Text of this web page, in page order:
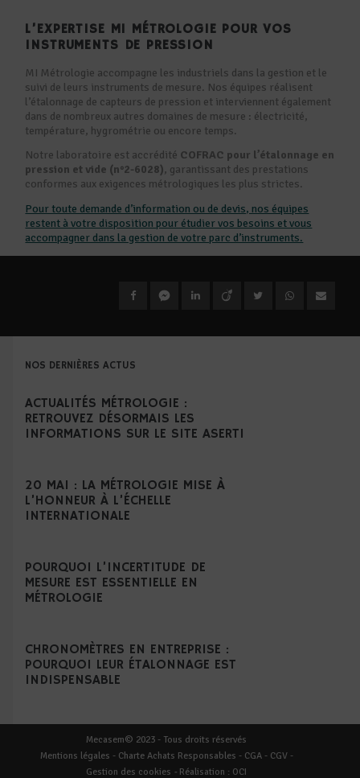
L’EXPERTISE MI MÉTROLOGIE POUR VOS
INSTRUMENTS DE PRESSION
MI Métrologie accompagne les industriels dans la gestion et le
suivi de leurs instruments de mesure. Nos équipes réalisent
l’étalonnage de capteurs de pression et interviennent également
dans de nombreux autres domaines de mesure : électricité,
température, hygrométrie ou encore temps.
Notre laboratoire est accrédité COFRAC pour l’étalonnage en
pression et vide (n°2-6028), garantissant des prestations
conformes aux exigences métrologiques les plus strictes.
Pour toute demande d’information ou de devis, nos équipes
restent à votre disposition pour étudier vos besoins et vous
accompagner dans la gestion de votre parc d’instruments.
NOS DERNIÈRES ACTUS
ACTUALITÉS MÉTROLOGIE :
RETROUVEZ DÉSORMAIS LES
INFORMATIONS SUR LE SITE ASERTI
20 MAI : LA MÉTROLOGIE MISE À
L’HONNEUR À L’ÉCHELLE
INTERNATIONALE
POURQUOI L’INCERTITUDE DE
MESURE EST ESSENTIELLE EN
MÉTROLOGIE
CHRONOMÈTRES EN ENTREPRISE :
POURQUOI LEUR ÉTALONNAGE EST
INDISPENSABLE
Mecasem© 2023 - Tous droits réservés
Mentions légales - Charte Achats Responsables - CGA- CGV-
Gestion des cookies - Réalisation : OCI